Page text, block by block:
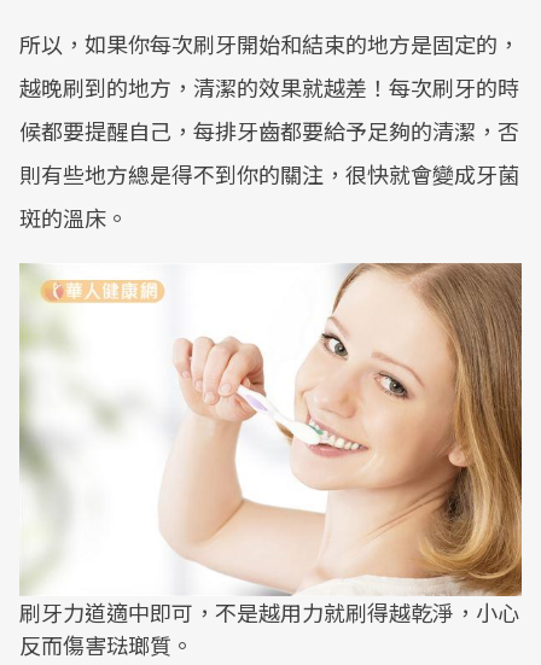
所以，如果你每次刷牙開始和結束的地方是固定的，
越晚刷到的地方，清潔的效果就越差！每次刷牙的時
候都要提醒自己，每排牙齒都要給予足夠的清潔，否
則有些地方總是得不到你的關注，很快就會變成牙菌
斑的溫床。
刷牙力道適中即可，不是越用力就刷得越乾淨，小心
反而傷害琺瑯質。